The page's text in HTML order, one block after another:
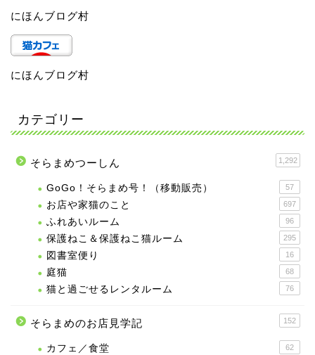
にほんブログ村
にほんブログ村
カテゴリー
そらまめつーしん 1,292
GoGo！そらまめ号！（移動販売） 57
お店や家猫のこと 697
ふれあいルーム 96
保護ねこ＆保護ねこ猫ルーム 295
図書室便り 16
庭猫 68
猫と過ごせるレンタルーム 76
そらまめのお店見学記 152
カフェ／食堂 62